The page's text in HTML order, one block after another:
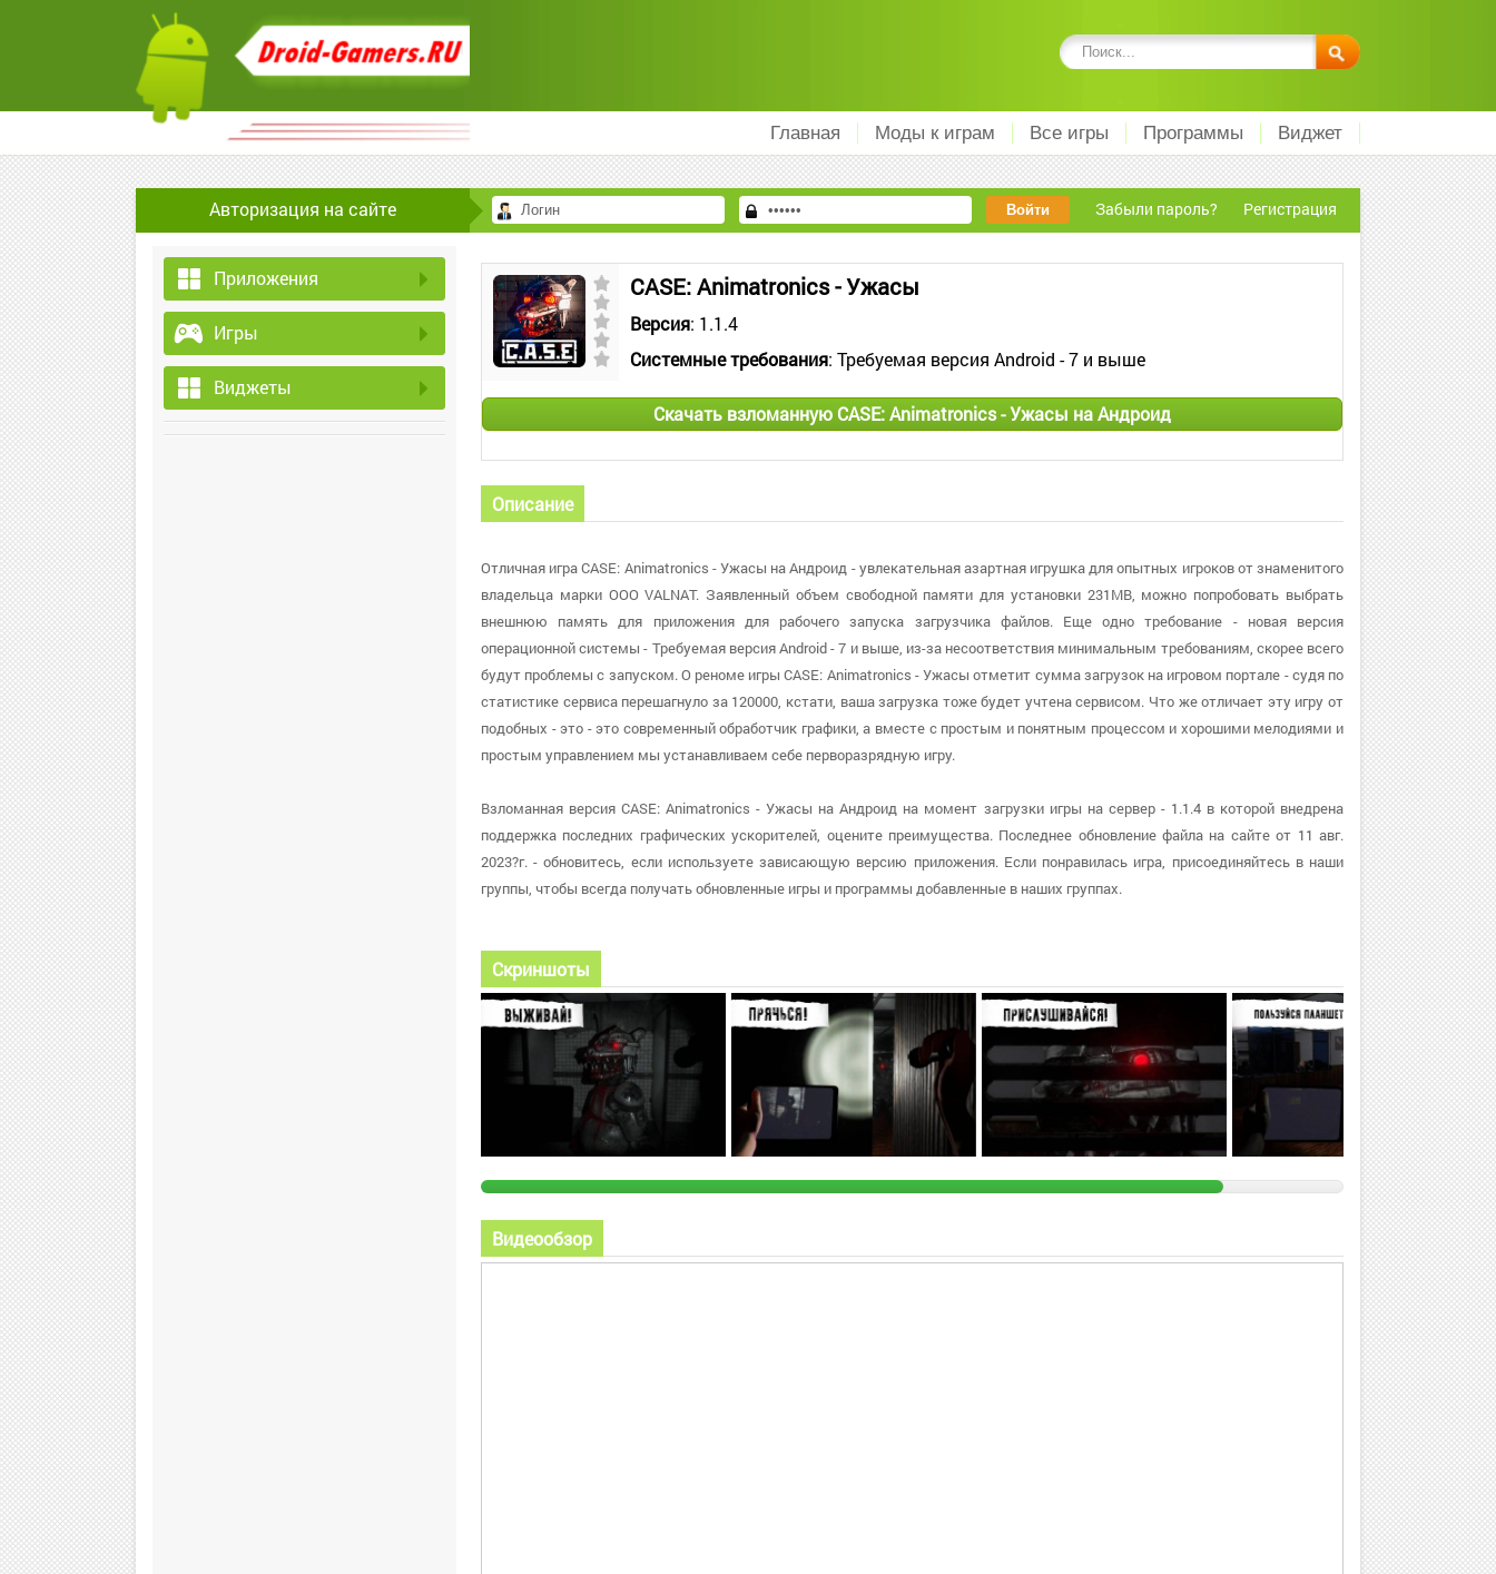
Главная Моды к играм Все игры Программы Виджет
Авторизация на сайте Забыли пароль? Регистрация
Приложения
Игры
Виджеты
CASE: Animatronics - Ужасы
Версия: 1.1.4
Системные требования: Требуемая версия Android - 7 и выше
Скачать взломанную CASE: Animatronics - Ужасы на Андроид
Описание
Отличная игра CASE: Animatronics - Ужасы на Андроид - увлекательная азартная игрушка для опытных игроков от знаменитого
владельца марки OOO VALNAT. Заявленный объем свободной памяти для установки 231MB, можно попробовать выбрать
внешнюю память для приложения для рабочего запуска загрузчика файлов. Еще одно требование - новая версия
операционной системы - Требуемая версия Android - 7 и выше, из-за несоответствия минимальным требованиям, скорее всего
будут проблемы с запуском. О реноме игры CASE: Animatronics - Ужасы отметит сумма загрузок на игровом портале - судя по
статистике сервиса перешагнуло за 120000, кстати, ваша загрузка тоже будет учтена сервисом. Что же отличает эту игру от
подобных - это - это современный обработчик графики, а вместе с простым и понятным процессом и хорошими мелодиями и
простым управлением мы устанавливаем себе перворазрядную игру.
Взломанная версия CASE: Animatronics - Ужасы на Андроид на момент загрузки игры на сервер - 1.1.4 в которой внедрена
поддержка последних графических ускорителей, оцените преимущества. Последнее обновление файла на сайте от 11 авг.
2023?г. - обновитесь, если используете зависающую версию приложения. Если понравилась игра, присоединяйтесь в наши
группы, чтобы всегда получать обновленные игры и программы добавленные в наших группах.
Скриншоты
Видеообзор